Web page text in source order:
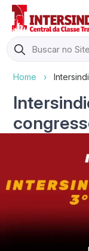
Search
for:
Home ›